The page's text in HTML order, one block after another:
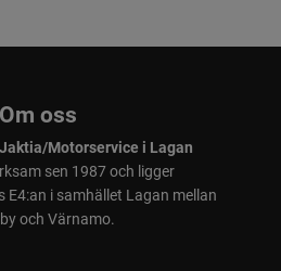
Om oss
Jaktia/Motorservice i Lagan
sen 1987 och ligger
E4:an i samhället Lagan mellan
och Värnamo.